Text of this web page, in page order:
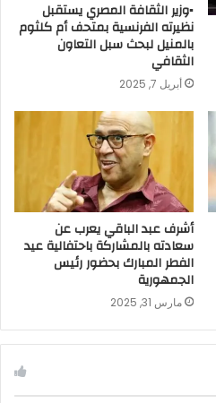
▪︎وزير الثقافة المصري يستقبل
نظيرته الفرنسية بمتحف أم كلثوم
بالمنيل لبحث سبل التعاون
الثقافي
أبريل 7, 2025
أشرف عبد الباقي يعرب عن
سعادته بالمشاركة باحتفالية عيد
الفطر المبارك بحضور رئيس
الجمهورية
مارس 31, 2025